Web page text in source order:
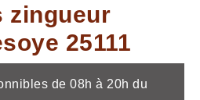
zingueur
25111
de 08h à 20h du